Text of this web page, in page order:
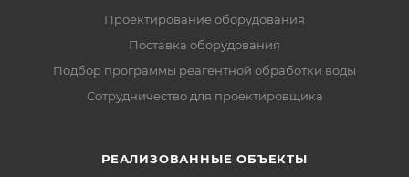
Проектирование оборудования
Поставка оборудования
Подбор программы реагентной обработки воды
Сотрудничество для проектировщика
РЕАЛИЗОВАННЫЕ ОБЪЕКТЫ